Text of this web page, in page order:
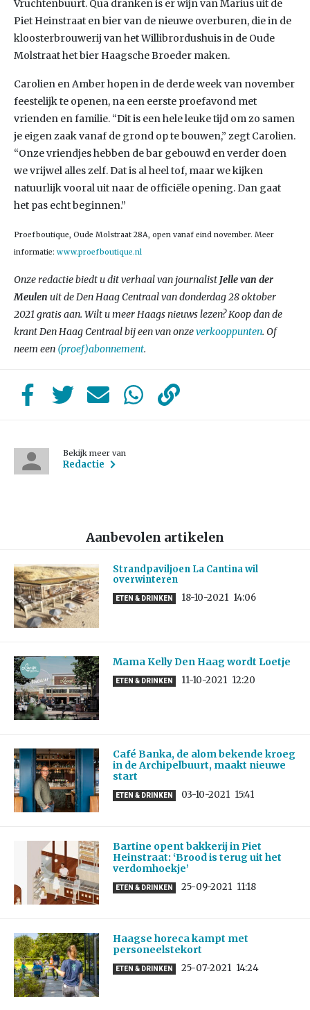
Vruchtenbuurt. Qua dranken is er wijn van Marius uit de
Piet Heinstraat en bier van de nieuwe overburen, die in de
kloosterbrouwerij van het Willibrordushuis in de Oude
Molstraat het bier Haagsche Broeder maken.
Carolien en Amber hopen in de derde week van november
feestelijk te openen, na een eerste proefavond met
vrienden en familie. “Dit is een hele leuke tijd om zo samen
je eigen zaak vanaf de grond op te bouwen,” zegt Carolien.
“Onze vriendjes hebben de bar gebouwd en verder doen
we vrijwel alles zelf. Dat is al heel tof, maar we kijken
natuurlijk vooral uit naar de officiële opening. Dan gaat
het pas echt beginnen.”
Proefboutique, Oude Molstraat 28A, open vanaf eind november. Meer
informatie: www.proefboutique.nl
Onze redactie biedt u dit verhaal van journalist Jelle van der
Meulen uit de Den Haag Centraal van donderdag 28 oktober
2021 gratis aan. Wilt u meer Haags nieuws lezen? Koop dan de
krant Den Haag Centraal bij een van onzeverkooppunten. Of
neem een (proef)abonnement.
Bekijk meer van
Redactie
Aanbevolen artikelen
Strandpaviljoen La Cantina wil
overwinteren
ETEN & DRINKEN 18-10-2021 14:06
Mama Kelly Den Haag wordt Loetje
ETEN & DRINKEN 11-10-2021 12:20
Café Banka, de alom bekende kroeg
in de Archipelbuurt, maakt nieuwe
start
ETEN & DRINKEN 03-10-2021 15:41
Bartine opent bakkerij in Piet
Heinstraat: ‘Brood is terug uit het
verdomhoekje’
ETEN & DRINKEN 25-09-2021 11:18
Haagse horeca kampt met
personeelstekort
ETEN & DRINKEN 25-07-2021 14:24